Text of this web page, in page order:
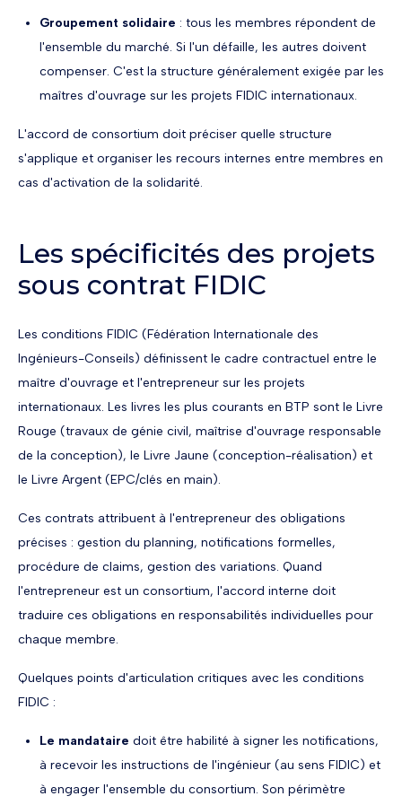
Groupement solidaire : tous les membres répondent de
l'ensemble du marché. Si l'un défaille, les autres doivent
compenser. C'est la structure généralement exigée par les
maîtres d'ouvrage sur les projets FIDIC internationaux.
L'accord de consortium doit préciser quelle structure
s'applique et organiser les recours internes entre membres en
cas d'activation de la solidarité.
Les spécificités des projets
sous contrat FIDIC
Les conditions FIDIC (Fédération Internationale des
Ingénieurs-Conseils) définissent le cadre contractuel entre le
maître d'ouvrage et l'entrepreneur sur les projets
internationaux. Les livres les plus courants en BTP sont le Livre
Rouge (travaux de génie civil, maîtrise d'ouvrage responsable
de la conception), le Livre Jaune (conception-réalisation) et
le Livre Argent (EPC/clés en main).
Ces contrats attribuent à l'entrepreneur des obligations
précises : gestion du planning, notifications formelles,
procédure de claims, gestion des variations. Quand
l'entrepreneur est un consortium, l'accord interne doit
traduire ces obligations en responsabilités individuelles pour
chaque membre.
Quelques points d'articulation critiques avec les conditions
FIDIC :
Le mandataire doit être habilité à signer les notifications,
à recevoir les instructions de l'ingénieur (au sens FIDIC) et
à engager l'ensemble du consortium. Son périmètre